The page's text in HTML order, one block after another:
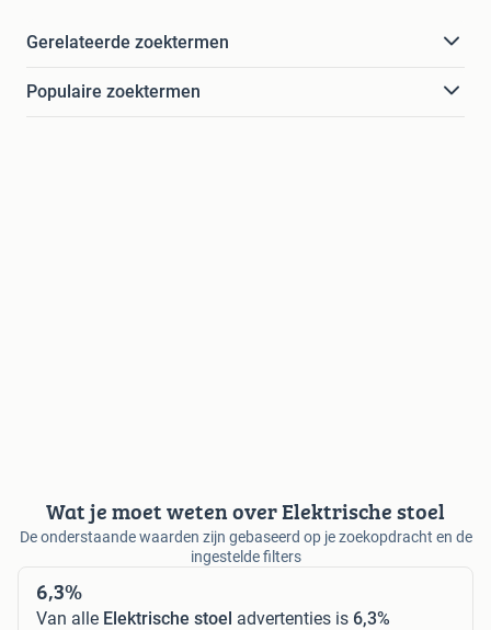
Gerelateerde zoektermen
Populaire zoektermen
Wat je moet weten over Elektrische stoel
De onderstaande waarden zijn gebaseerd op je zoekopdracht en de
ingestelde filters
6,3%
Van alle Elektrische stoel advertenties is 6,3%